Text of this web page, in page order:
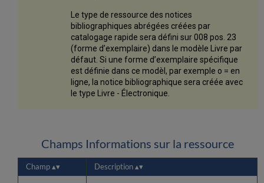
Le type de ressource des notices
bibliographiques abrégées créées par
catalogage rapide sera défini sur 008 pos. 23
(forme d’exemplaire) dans le modèle Livre par
défaut. Si une forme d’exemplaire spécifique
est définie dans ce modèl, par exemple o = en
ligne, la notice bibliographique sera créée avec
le type Livre - Électronique.
Champs Informations sur la ressource
Champ Description